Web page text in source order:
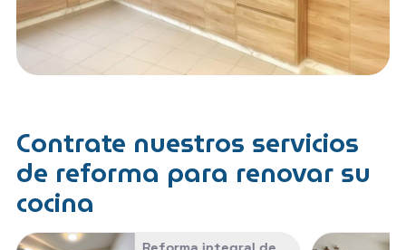
Contrate nuestros servicios
de reforma para renovar su
cocina